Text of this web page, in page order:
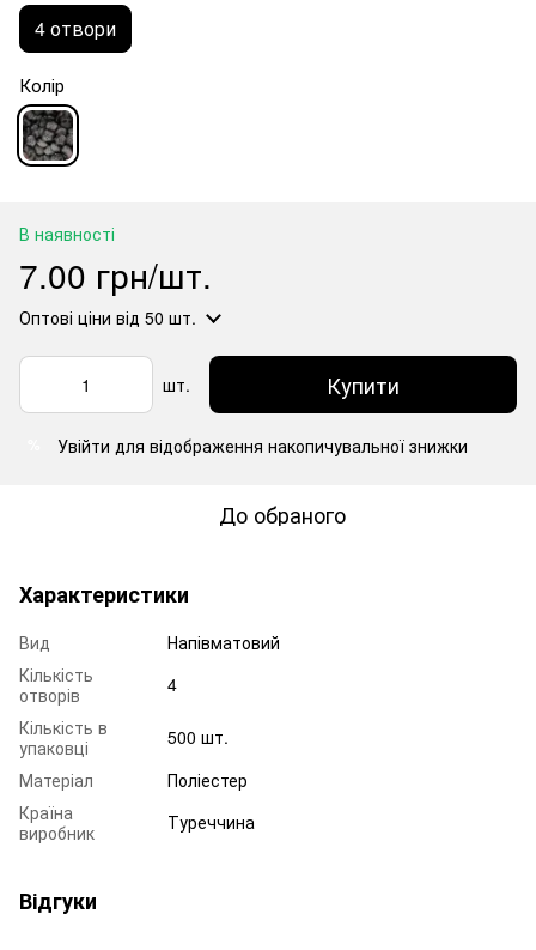
4 отвори
Колір
В наявності
7.00 грн/шт.
Оптові ціни від 50 шт.
шт. Купити
Увійти для відображення накопичувальної знижки
До обраного
Характеристики
Вид
Напівматовий
Кількість
отворів
4
Кількість в
упаковці
500 шт.
Матеріал
Поліестер
Країна
виробник
Туреччина
Відгуки